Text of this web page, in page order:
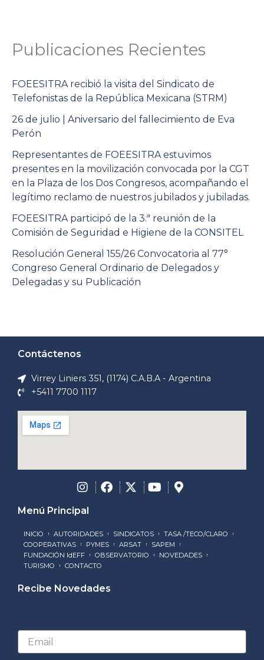
Publicaciones Recientes
FOEESITRA recibió la visita del Sindicato de
Telefonistas de la República Mexicana (STRM)
26 de julio | Aniversario del fallecimiento de Eva
Perón
Representantes de FOEESITRA estuvimos
presentes en la movilización convocada por la CGT
en la Plaza de los Dos Congresos, acompañando el
legítimo reclamo de nuestros jubilados y jubiladas.
FOEESITRA participó de la 3.ª reunión de la
Comisión de Seguridad e Higiene de la CONSITEL
Resolución General 155/26 Convocatoria al 77°
Congreso General Ordinario de Delegados y
Delegadas y su Publicación
Contáctenos
Virrey Liniers 351, (1174) C.A.B.A - Argentina
+5411 7700 1117
Menú Principal
INICIO AUTORIDADES SINDICATOS
TASA /TECO/CLARO
COOPERATIVAS
PYMES ARSAT
SAPEM
FUNDACIÓN IdEFF
OBSERVATORIO
NOVEDADES
TURISMO
CONTACTO
Recibe Novedades
Email